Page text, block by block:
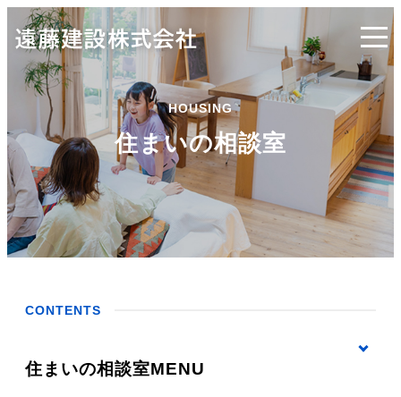
HOUSING
住まいの相談室
CONTENTS
住まいの相談室MENU